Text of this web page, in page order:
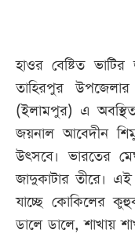
হাওর বেষ্টিত
তাহিরপুর
(ইলামপুর) এ
জয়নাল আবেদীন
উৎসবে। ভারতের
জাদুকাটার তীরে।
যাচ্ছে কোকিলের
ডালে ডালে, শাখায়